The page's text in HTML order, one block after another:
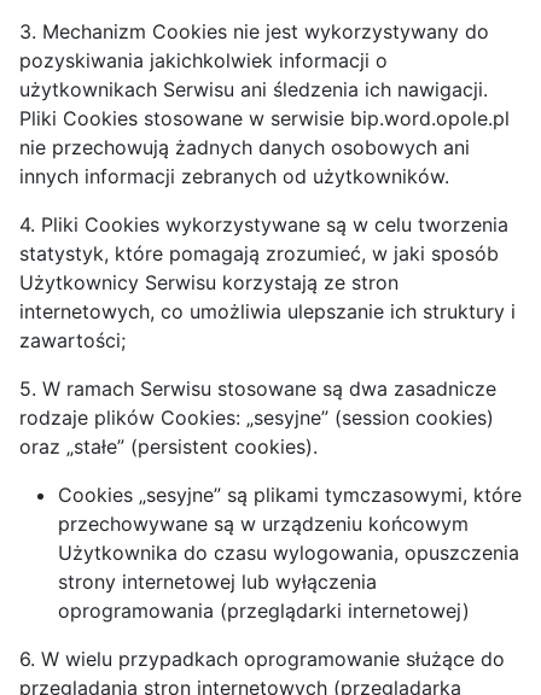
3. Mechanizm Cookies nie jest wykorzystywany do
pozyskiwania jakichkolwiek informacji o
użytkownikach Serwisu ani śledzenia ich nawigacji.
Pliki Cookies stosowane w serwisie bip.word.opole.pl
nie przechowują żadnych danych osobowych ani
innych informacji zebranych od użytkowników.
4. Pliki Cookies wykorzystywane są w celu tworzenia
statystyk, które pomagają zrozumieć, w jaki sposób
Użytkownicy Serwisu korzystają ze stron
internetowych, co umożliwia ulepszanie ich struktury i
zawartości;
5. W ramach Serwisu stosowane są dwa zasadnicze
rodzaje plików Cookies: „sesyjne” (session cookies)
oraz „stałe” (persistent cookies).
Cookies „sesyjne” są plikami tymczasowymi, które
przechowywane są w urządzeniu końcowym
Użytkownika do czasu wylogowania, opuszczenia
strony internetowej lub wyłączenia
oprogramowania (przeglądarki internetowej)
6. W wielu przypadkach oprogramowanie służące do
przeglądania stron internetowych (przeglądarka